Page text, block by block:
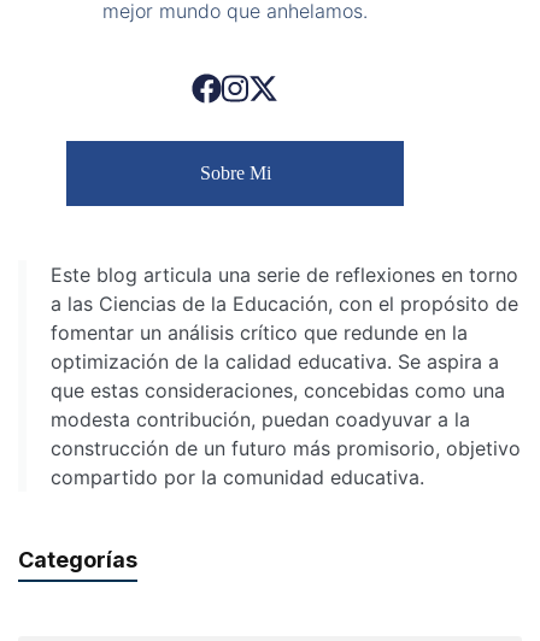
mejor mundo que anhelamos.
Sobre Mi
Este blog articula una serie de reflexiones en torno
a las Ciencias de la Educación, con el propósito de
fomentar un análisis crítico que redunde en la
optimización de la calidad educativa. Se aspira a
que estas consideraciones, concebidas como una
modesta contribución, puedan coadyuvar a la
construcción de un futuro más promisorio, objetivo
compartido por la comunidad educativa.
Categorías